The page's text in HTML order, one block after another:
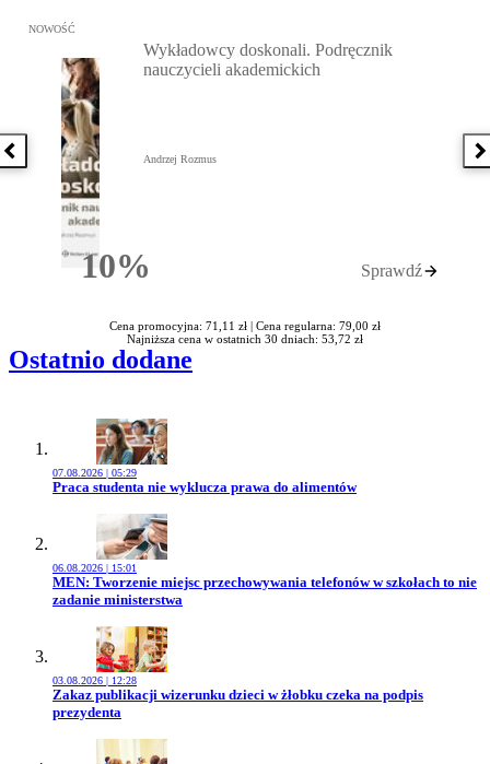
Poprzednia książka
Przejdź do: Wykładowcy doskonali. Podręcznik nauczycieli
NOWOŚĆ
10%Rabatu
Wykładowcy doskonali. Podręcznik
nauczycieli akademickich
Andrzej Rozmus
Sprawdź
Cena promocyjna: 71,11 zł | Cena regularna: 79,00 zł
Najniższa cena w ostatnich 30 dniach: 53,72 zł
Ostatnio dodane
07.08.2026 | 05:29
Przejdź do artykułu:
Praca studenta nie wyklucza prawa do alimentów
06.08.2026 | 15:01
Przejdź do artykułu:
MEN: Tworzenie miejsc przechowywania telefonów w szkołach to nie
zadanie ministerstwa
03.08.2026 | 12:28
Przejdź do artykułu:
Zakaz publikacji wizerunku dzieci w żłobku czeka na podpis
prezydenta